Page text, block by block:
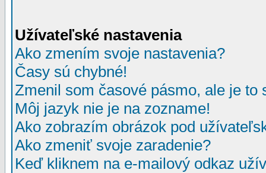
Užívateľské nastavenia
Ako zmením svoje nastavenia?
Časy sú chybné!
Zmenil som časové pásmo, ale je to
Môj jazyk nie je na zozname!
Ako zobrazím obrázok pod
Ako zmeniť svoje zaradenie?
Keď kliknem na e-mailový odkaz